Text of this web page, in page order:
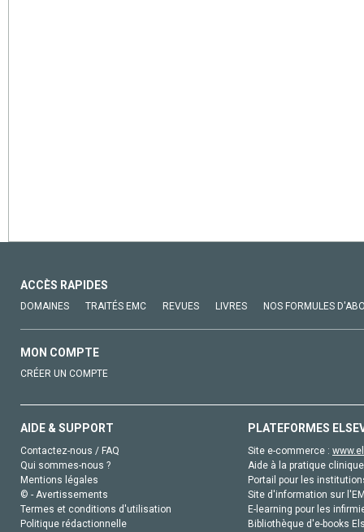
ACCÈS RAPIDES
DOMAINES TRAITÉS EMC REVUES LIVRES NOS FORMULES
MON COMPTE
CRÉER UN COMPTE
AIDE & SUPPORT
Contactez-nous / FAQ
Qui sommes-nous ?
Mentions légales
© - Avertissements
Termes et conditions d'utilisation
Politique rédactionnelle
PLATEFORMES
Site e-commerce :
Aide à la pratique
Portail pour les
Site d'information sur
E-learning pour les
Bibliothèque d'e-books